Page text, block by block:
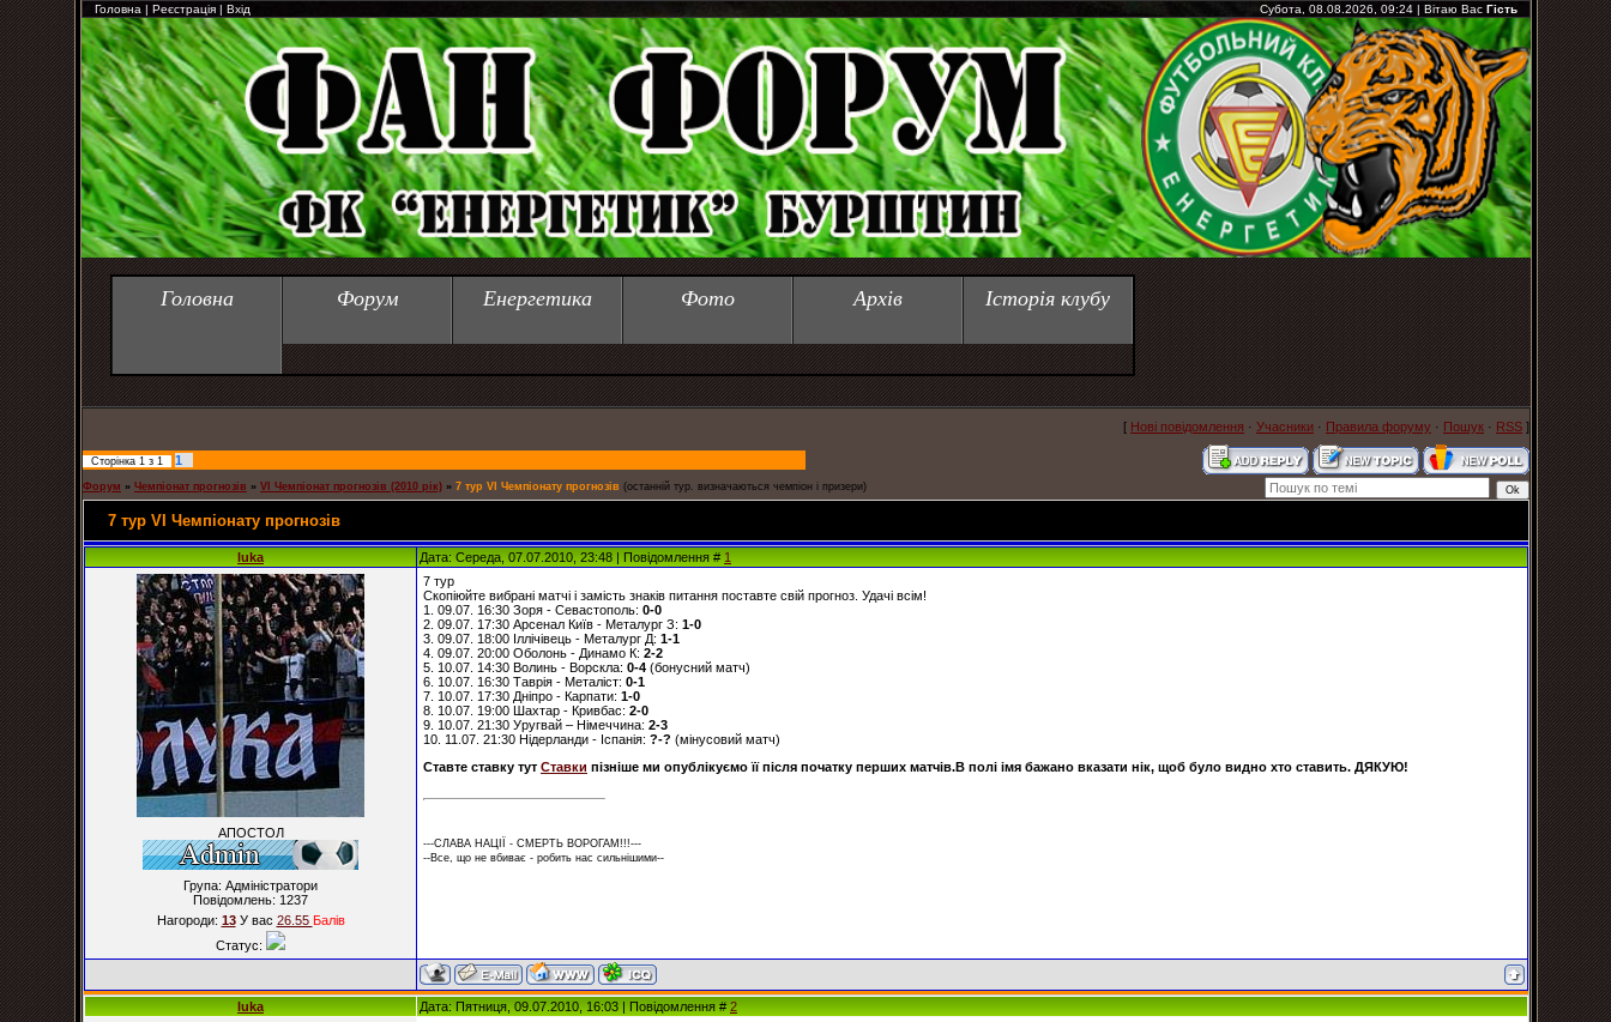
Головна | Реєстрація | Вхід Субота, 08.08.2026, 09:24 | Вітаю Вас Гість
Головна Форум Енергетика Фото Архів Історія клубу
[ Нові повідомлення · Учасники · Правила форуму · Пошук · RSS ]
Сторінка 1 з 1 1
Форум » Чемпіонат прогнозів » VI Чемпіонат прогнозів (2010 рік) » 7 тур VI Чемпіонату прогнозів (останній тур. визначаються чемпіон і призери)
7 тур VI Чемпіонату прогнозів
luka Дата: Середа, 07.07.2010, 23:48 | Повідомлення # 1
АПОСТОЛ
Група: Адміністратори
Повідомлень: 1237
Нагороди: 13У вас 26.55 Балiв
Статус:
7 тур
Скопіюйте вибрані матчі і замість знаків питання поставте свій прогноз. Удачі всім!
1. 09.07. 16:30 Зоря - Севастополь: 0-0
2. 09.07. 17:30 Арсенал Київ - Металург З: 1-0
3. 09.07. 18:00 Іллічівець - Металург Д: 1-1
4. 09.07. 20:00 Оболонь - Динамо К: 2-2
5. 10.07. 14:30 Волинь - Ворскла: 0-4 (бонусний матч)
6. 10.07. 16:30 Таврія - Металіст: 0-1
7. 10.07. 17:30 Дніпро - Карпати: 1-0
8. 10.07. 19:00 Шахтар - Кривбас: 2-0
9. 10.07. 21:30 Уругвай – Німеччина: 2-3
10. 11.07. 21:30 Нідерланди - Іспанія: ?-? (мінусовий матч)
Ставте ставку тут Ставки пізніше ми опублікуємо її після початку перших матчів.В полі імя бажано вказати нік, щоб було видно хто ставить. ДЯКУЮ!
---СЛАВА НАЦІЇ - СМЕРТЬ ВОРОГАМ!!!---
--Все, що не вбиває - робить нас сильнішими--
luka Дата: Пятниця, 09.07.2010, 16:03 | Повідомлення #2